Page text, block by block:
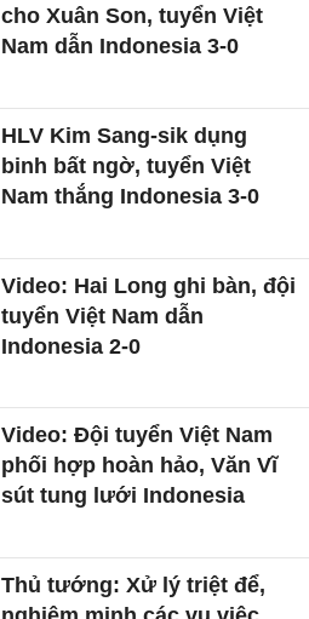
cho Xuân Son, tuyển Việt
Nam dẫn Indonesia 3-0
HLV Kim Sang-sik dụng
binh bất ngờ, tuyển Việt
Nam thắng Indonesia 3-0
Video: Hai Long ghi bàn, đội
tuyển Việt Nam dẫn
Indonesia 2-0
Video: Đội tuyển Việt Nam
phối hợp hoàn hảo, Văn Vĩ
sút tung lưới Indonesia
Thủ tướng: Xử lý triệt để,